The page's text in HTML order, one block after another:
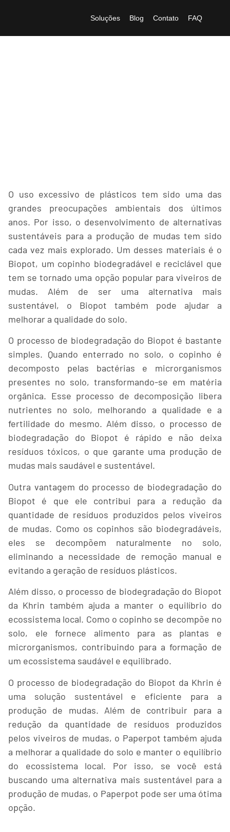
Soluções Blog Contato FAQ
O uso excessivo de plásticos tem sido uma das
grandes preocupações ambientais dos últimos
anos. Por isso, o desenvolvimento de alternativas
sustentáveis para a produção de mudas tem sido
cada vez mais explorado. Um desses materiais é o
Biopot, um copinho biodegradável e reciclável que
tem se tornado uma opção popular para viveiros de
mudas. Além de ser uma alternativa mais
sustentável, o Biopot também pode ajudar a
melhorar a qualidade do solo.
O processo de biodegradação do Biopot é bastante
simples. Quando enterrado no solo, o copinho é
decomposto pelas bactérias e microrganismos
presentes no solo, transformando-se em matéria
orgânica. Esse processo de decomposição libera
nutrientes no solo, melhorando a qualidade e a
fertilidade do mesmo. Além disso, o processo de
biodegradação do Biopot é rápido e não deixa
resíduos tóxicos, o que garante uma produção de
mudas mais saudável e sustentável.
Outra vantagem do processo de biodegradação do
Biopot é que ele contribui para a redução da
quantidade de resíduos produzidos pelos viveiros
de mudas. Como os copinhos são biodegradáveis,
eles se decompõem naturalmente no solo,
eliminando a necessidade de remoção manual e
evitando a geração de resíduos plásticos.
Além disso, o processo de biodegradação do Biopot
da Khrin também ajuda a manter o equilíbrio do
ecossistema local. Como o copinho se decompõe no
solo, ele fornece alimento para as plantas e
microrganismos, contribuindo para a formação de
um ecossistema saudável e equilibrado.
O processo de biodegradação do Biopot da Khrin é
uma solução sustentável e eficiente para a
produção de mudas. Além de contribuir para a
redução da quantidade de resíduos produzidos
pelos viveiros de mudas, o Paperpot também ajuda
a melhorar a qualidade do solo e manter o equilíbrio
do ecossistema local. Por isso, se você está
buscando uma alternativa mais sustentável para a
produção de mudas, o Paperpot pode ser uma ótima
opção.